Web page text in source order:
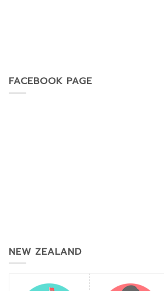
FACEBOOK PAGE
NEW ZEALAND